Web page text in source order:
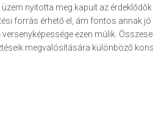
nyitotta meg kapuit az
forrás érhető el, ám fontos annak
ezen múlik.
megvalósítására különböző